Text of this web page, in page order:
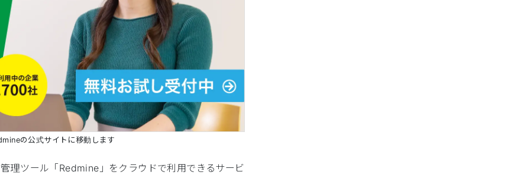
の公式サイトに移動します
理ツール「Redmine」をクラウドで利用できるサービ